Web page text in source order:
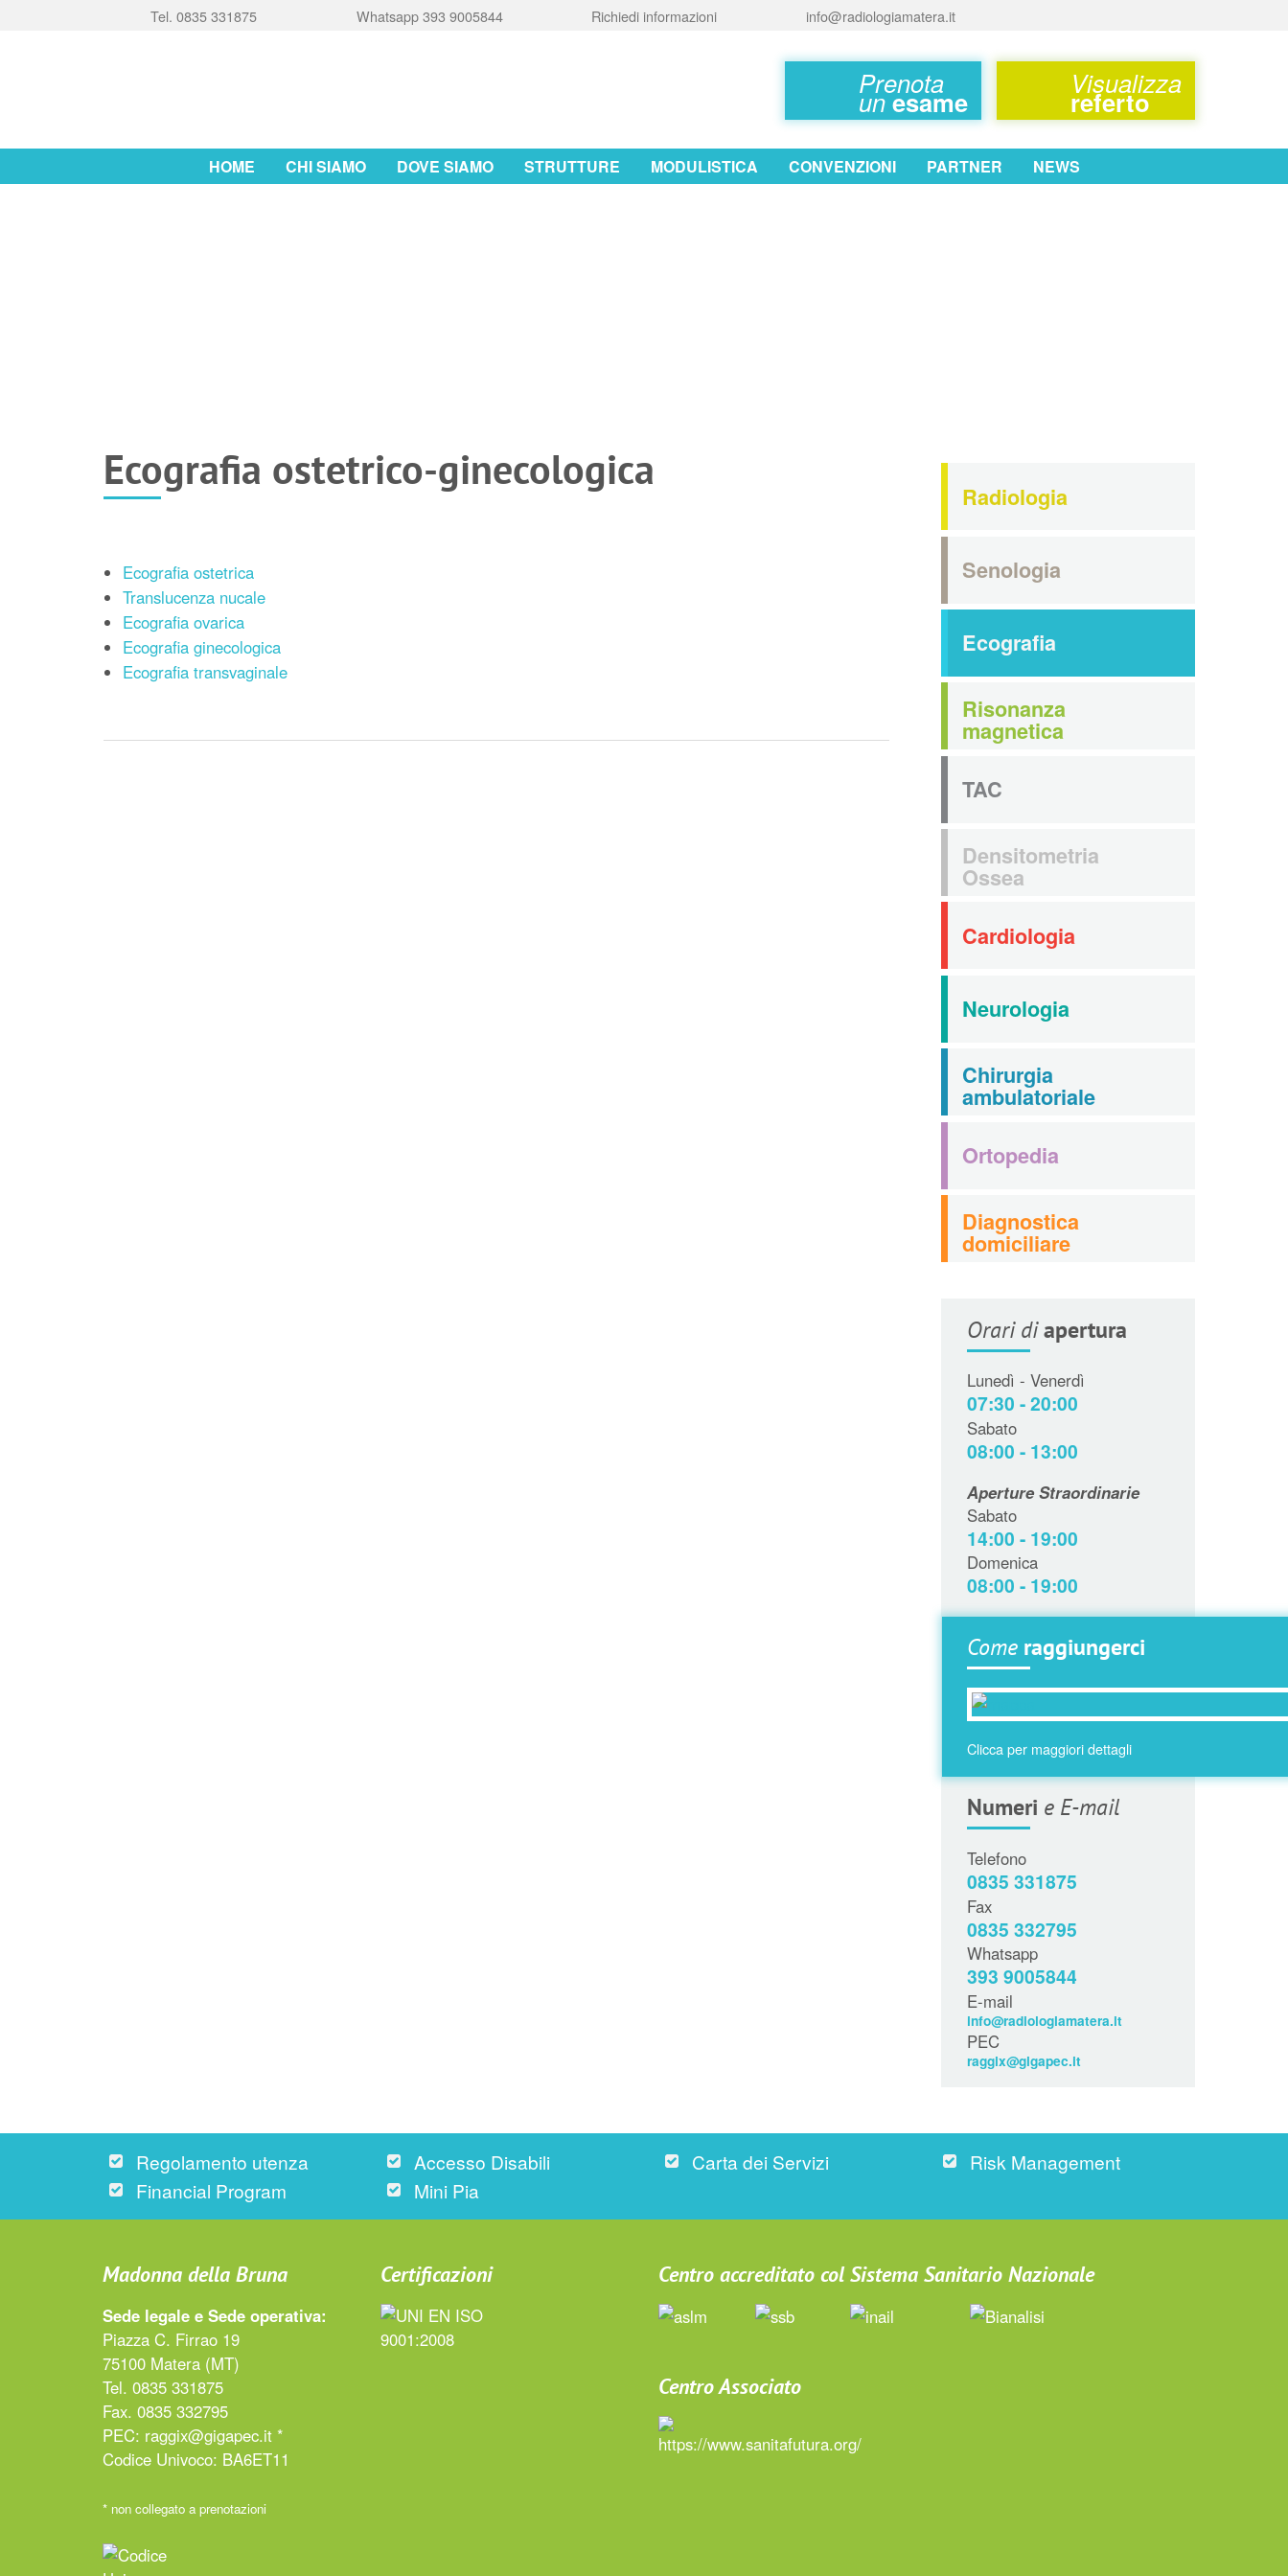
Tel. 0835 331875 Whatsapp 393 9005844 Richiedi informazioni info@radiologiamatera.it
Visualizza
referto
Prenota
unesame
HOME CHI SIAMO DOVE SIAMO STRUTTURE MODULISTICA CONVENZIONI PARTNER NEWS
Ecografia ostetrico-ginecologica
Ecografia ostetrica
Translucenza nucale
Ecografia ovarica
Ecografia ginecologica
Ecografia transvaginale
Radiologia
Senologia
Ecografia
Risonanza
magnetica
TAC
Densitometria
Ossea
Cardiologia
Neurologia
Chirurgia
ambulatoriale
Ortopedia
Diagnostica
domiciliare
Orari diapertura
Lunedì - Venerdì
07:30 - 20:00
Sabato
08:00 - 13:00
Aperture Straordinarie
Sabato
14:00 - 19:00
Domenica
08:00 - 19:00
Come raggiungerci
Clicca per maggiori dettagli
Numeri e E-mail
Telefono
0835 331875
Fax
0835 332795
Whatsapp
393 9005844
E-mail
info@radiologiamatera.it
PEC
raggix@gigapec.it
Regolamento utenza Accesso Disabili Carta dei Servizi
Risk Management
Financial Program
Mini Pia
Madonna della Bruna
Sede legale e Sede operativa:
Piazza C. Firrao 19
75100 Matera (MT)
Tel. 0835 331875
Fax. 0835 332795
PEC: raggix@gigapec.it *
Codice Univoco: BA6ET11
* non collegato a prenotazioni
Certificazioni Centro accreditato col Sistema Sanitario Nazionale
Centro Associato